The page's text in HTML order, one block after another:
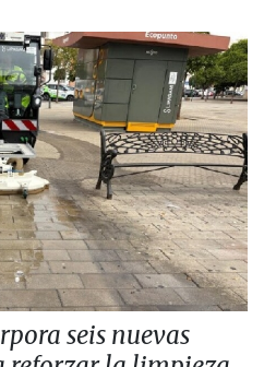
seis nuevas